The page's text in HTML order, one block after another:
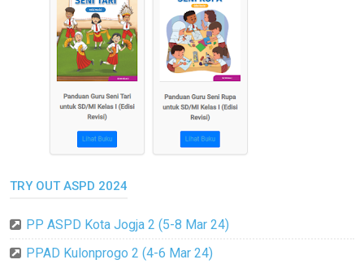
TRY OUT ASPD 2024
PP ASPD Kota Jogja 2 (5-8 Mar 24)
PPAD Kulonprogo 2 (4-6 Mar 24)